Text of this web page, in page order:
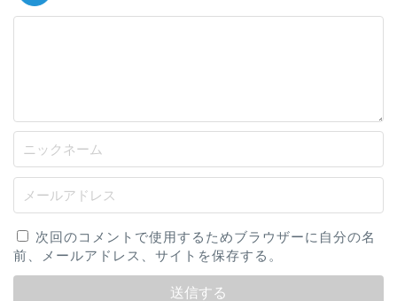
次回のコメントで使用するためブラウザーに自分の名
前、メールアドレス、サイトを保存する。